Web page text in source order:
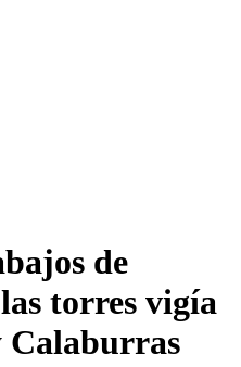
de
torres vigía
Calaburras